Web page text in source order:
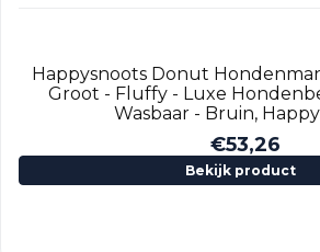
Happysnoots Donut
Groot - Fluffy - Luxe
Wasbaar - Bruin,
€53,26
Bekijk product